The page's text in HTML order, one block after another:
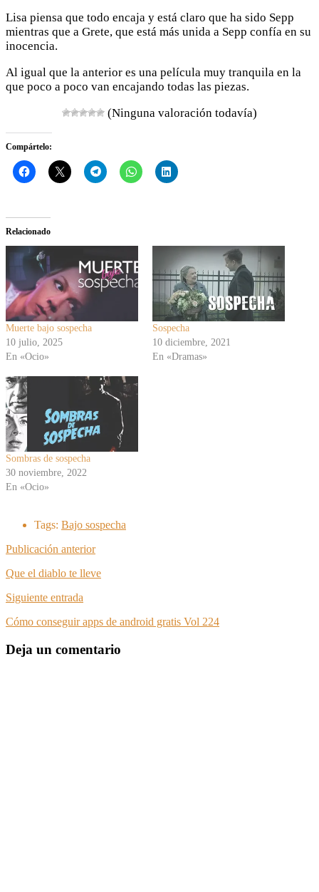
Lisa piensa que todo encaja y está claro que ha sido Sepp
mientras que a Grete, que está más unida a Sepp confía en su
inocencia.
Al igual que la anterior es una película muy tranquila en la
que poco a poco van encajando todas las piezas.
(Ninguna valoración todavía)
Compártelo:
Relacionado
Muerte bajo sospecha
10 julio, 2025
En «Ocio»
Sospecha
10 diciembre, 2021
En «Dramas»
Sombras de sospecha
30 noviembre, 2022
En «Ocio»
Tags: Bajo sospecha
Publicación anterior
Que el diablo te lleve
Siguiente entrada
Cómo conseguir apps de android gratis Vol 224
Deja un comentario